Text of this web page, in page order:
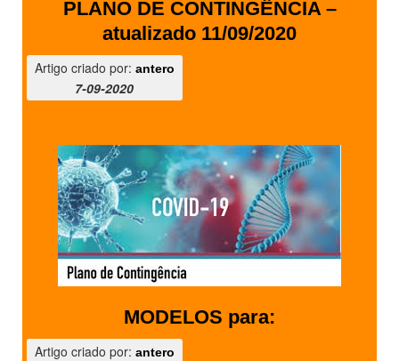
PLANO DE CONTINGÊNCIA –
atualizado 11/09/2020
Artigo criado por: antero
7-09-2020
MODELOS para:
Artigo criado por: antero